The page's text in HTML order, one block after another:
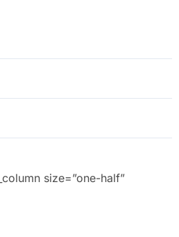
size=”one-half”